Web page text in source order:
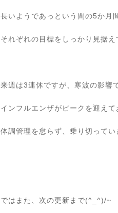
長いようであっという間の5か月
それぞれの目標をしっかり見据
来週は3連休ですが、寒波の影響
インフルエンザがピークを迎え
体調管理を怠らず、乗り切ってい
ではまた、次の更新まで(^_^)/~